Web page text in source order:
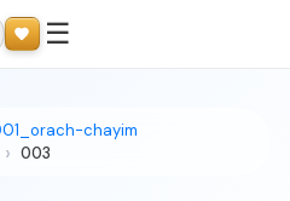
☰
chayim
003